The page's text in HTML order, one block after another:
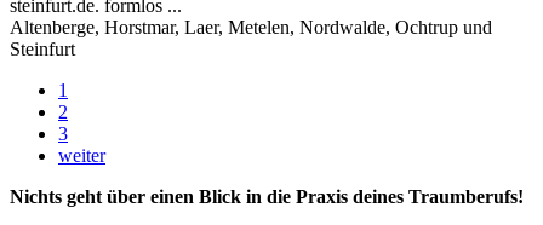
steinfurt.de. formlos ...
Altenberge, Horstmar, Laer, Metelen, Nordwalde, Ochtrup und
Steinfurt
1
2
3
weiter
Nichts geht über einen Blick in die Praxis deines Traumberufs!